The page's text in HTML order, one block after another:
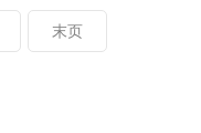
末页